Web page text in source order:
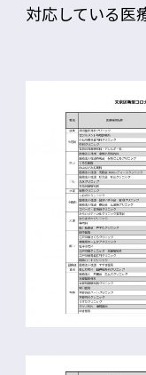
対応している医